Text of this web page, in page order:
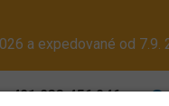
a expedované od 7.9.
+421 233 456 846